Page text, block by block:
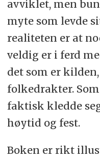
avviklet, men
myte som levde
realiteten er at
veldig er i ferd
det som er
folkedrakter.
faktisk kledde
høytid og fest.
Boken er rikt